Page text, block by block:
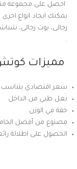
احصل على مجموعة
يمكنك ايجاد انواع
رجالى، بوت رجالى،
.
مميزات
سعر اقتصادي يتناسب
نعل طبي من الداخل
خفة في الوزن
مصنوع من أفضل
الحصول على اطلالة